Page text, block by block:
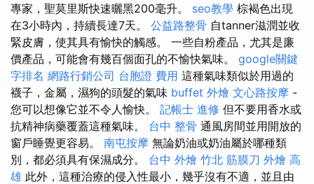
專家，聖莫里斯快速曬黑200毫升。 seo教學 棕褐色出現
在3小時內，持續長達7天。 公益路整骨 自tanner滋潤並收
緊皮膚，使其具有愉快的觸感。 一些自粉產品，尤其是廉
價產品，可能會有幾百個面孔的不愉快氣味。 google關鍵
字排名 網路行銷公司 台胞證 費用 這種氣味類似於用過的
襪子，金屬，濕狗的頭髮的氣味 buffet 外燴 文心路按摩 -
您可以想像它並不令人愉快。 記帳士 進修 但不要用香水或
抗精神病藥覆蓋這種氣味。 台中 整骨 通風房間並用開放的
窗戶睡覺更容易。 南屯按摩 無論奶油或奶油屬於哪種類
別，都必須具有保濕成分。 台中 外燴 竹北 筋膜刀 外燴 高
雄 此外，這種治療的侵入性最小，幾乎沒有不適，並且由